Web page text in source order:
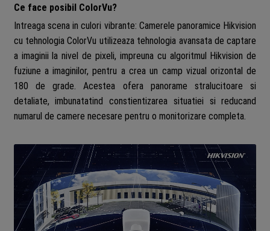
Ce face posibil ColorVu?
Intreaga scena in culori vibrante: Camerele panoramice Hikvision
cu tehnologia ColorVu utilizeaza tehnologia avansata de captare
a imaginii la nivel de pixeli, impreuna cu algoritmul Hikvision de
fuziune a imaginilor, pentru a crea un camp vizual orizontal de
180 de grade. Acestea ofera panorame stralucitoare si
detaliate, imbunatatind constientizarea situatiei si reducand
numarul de camere necesare pentru o monitorizare completa.